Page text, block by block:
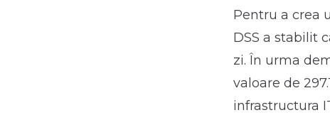
Pentru a crea
DSS a stabilit
zi. În urma
valoare de
infrastructura